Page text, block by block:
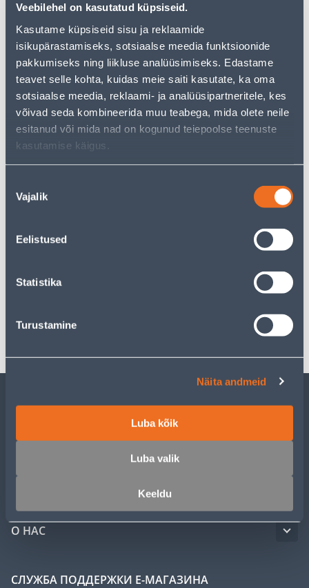
Veebilehel on kasutatud küpsiseid.
Kasutame küpsiseid sisu ja reklaamide
isikupärastamiseks, sotsiaalse meedia funktsioonide
pakkumiseks ning liikluse analüüsimiseks. Edastame
teavet selle kohta, kuidas meie saiti kasutate, ka oma
sotsiaalse meedia, reklaami- ja analüüsipartneritele, kes
võivad seda kombineerida muu teabega, mida olete neile
esitanud või mida nad on kogunud teiepoolse teenuste
kasutamise käigus.
valik
Vajalik
Eelistused
Statistika
Turustamine
Näita andmeid
Luba kõik
Luba valik
Keeldu
Но ваш шопинг не должен заканчиваться здесь - вы
можете продолжить свои исследования, вернувшись
главную страницу или используя нашу мощную
функцию поиска, чтобы найти еще более приятные
варианты. Удачных покупок!
• Kaanega hoiupurk küpsistele.
• Mahuga 2,5 l.
• 14-päevane tagastusõigus.
Спецификация
Транспорт
ОБСЛУЖИВАНИЕ ЧАСТНЫХ КЛИЕНТОВ
О НАС
СЛУЖБА ПОДДЕРЖКИ Е-МАГАЗИНА